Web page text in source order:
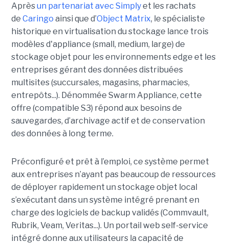
Aprèsun partenariat avec Simplyet les rachats
de Caringo ainsi que d’Object Matrix, le spécialiste
historique en virtualisation du stockage lance trois
modèles d'appliance (small, medium, large) de
stockage objet pour les environnements edge et les
entreprises gérant des données distribuées
multisites (succursales, magasins, pharmacies,
entrepôts...). Dénommée Swarm Appliance, cette
offre (compatible S3) répond aux besoins de
sauvegardes, d’archivage actif et de conservation
des données à long terme.
Préconfiguré et prêt à l’emploi, ce système permet
aux entreprises n’ayant pas beaucoup de ressources
de déployer rapidement un stockage objet local
s’exécutant dans un système intégré prenant en
charge des logiciels de backup validés (Commvault,
Rubrik, Veam, Veritas...). Un portail web self-service
intégré donne aux utilisateurs la capacité de